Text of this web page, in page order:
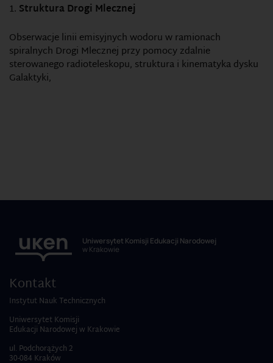
Struktura Drogi Mlecznej
Obserwacje linii emisyjnych wodoru w ramionach
spiralnych Drogi Mlecznej przy pomocy zdalnie
sterowanego radioteleskopu, struktura i kinematyka dysku
Galaktyki,
Uniwersytet Komisji Edukacji Narodowej
w Krakowie
Kontakt
Instytut Nauk Technicznych
Uniwersytet Komisji
Edukacji Narodowej w Krakowie
ul. Podchorążych 2
30-084 Kraków